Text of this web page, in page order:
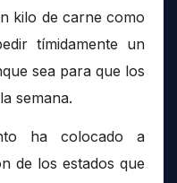
kilo de carne como
tímidamente un
sea para que los
semana.
ha colocado a
de los estados que